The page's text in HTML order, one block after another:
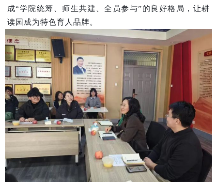
成“学院统筹、师生共建、全员参与”的良好格局，让耕
读园成为特色育人品牌。